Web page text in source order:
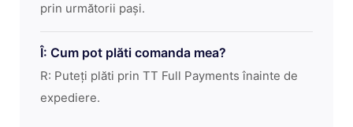
prin următorii pași.
Î: Cum pot plăti comanda mea?
R: Puteți plăti prin TT Full Payments înainte de
expediere.